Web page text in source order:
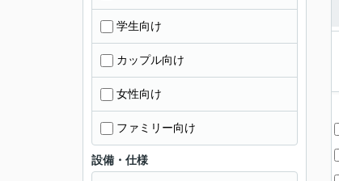
学生向け
カップル向け
女性向け
ファミリー向け
設備・仕様